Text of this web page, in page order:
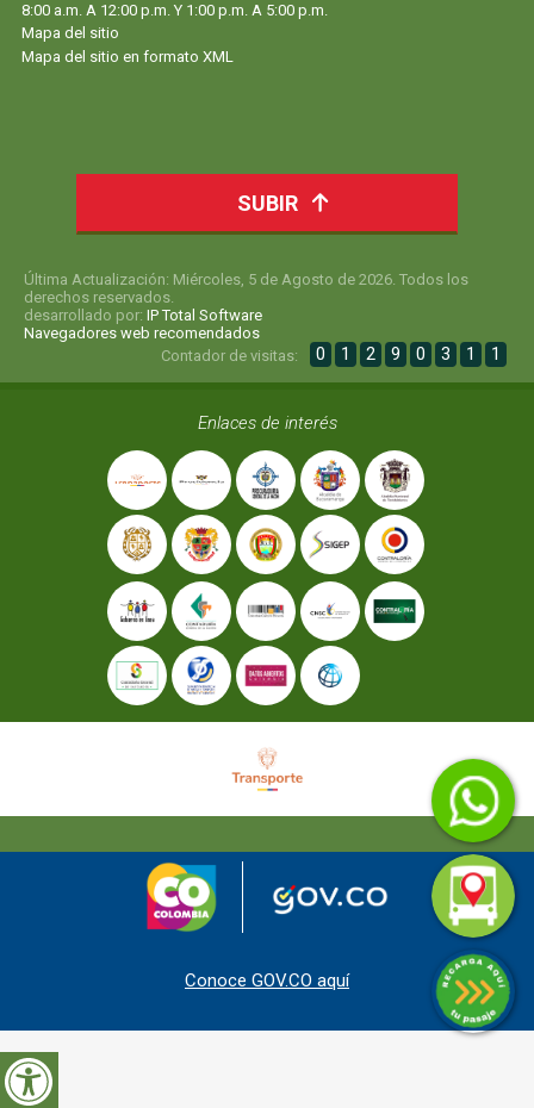
8:00 a.m. A 12:00 p.m. Y 1:00 p.m. A 5:00 p.m.
Mapa del sitio
Mapa del sitio en formato XML
SUBIR
Última Actualización: Miércoles, 5 de Agosto de 2026. Todos los
derechos reservados.
desarrollado por: IP Total Software
Navegadores web recomendados
Contador de visitas:
0 1 2 9 0 3 1 1
Enlaces de interés
Conoce GOV.CO aquí